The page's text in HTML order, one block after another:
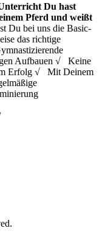
Du hast
Pferd und weißt
Du bei uns die Basic-
das richtige
Aufbauen √ Keine
Erfolg √ Mit Deinem